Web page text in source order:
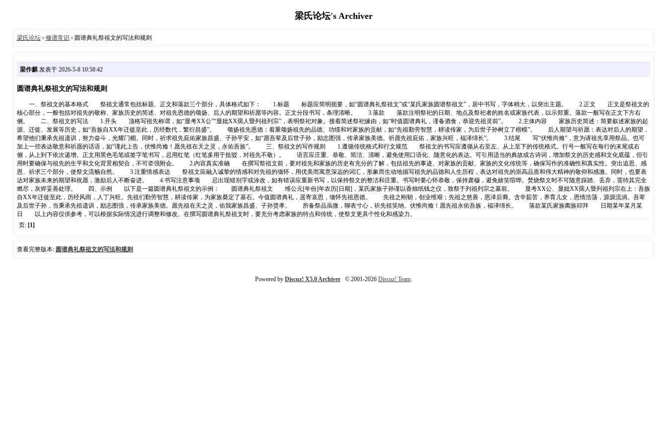
梁氏论坛's Archiver
梁氏论坛› 修谱常识 › 圆谱典礼祭祖文的写法和规则
梁作麒发表于 2026-5-8 10:58:42
圆谱典礼祭祖文的写法和规则
一、祭祖文的基本格式 祭祖文通常包括标题、正文和落款三个部分，具体格式如下： 1.标题 标题应简明扼要，如“圆谱典礼祭祖文”或“某氏家族圆谱祭祖文”，居中书写，字体稍大，以突出主题。 2.正文 正文是祭祖文的
核心部分，一般包括对祖先的敬称、家族历史的简述、对祖先恩德的颂扬、后人的期望和祈愿等内容。正文分段书写，条理清晰。 3.落款 落款注明祭祀的日期、地点及祭祀者的姓名或家族代表，以示郑重。落款一般写在正文下方右
侧。 二、祭祖文的写法 1.开头 顶格写祖先称谓，如“显考XX公”“显妣XX孺人暨列祖列宗”，表明祭祀对象。接着简述祭祀缘由，如“时值圆谱典礼，谨备酒食，恭迎先祖灵前”。 2.主体内容 家族历史简述：简要叙述家族的起
源、迁徙、发展等历史，如“吾族自XX年迁徙至此，历经数代，繁衍昌盛”。 颂扬祖先恩德：着重颂扬祖先的品德、功绩和对家族的贡献，如“先祖勤劳智慧，耕读传家，为后世子孙树立了楷模”。 后人期望与祈愿：表达对后人的期望，
希望他们秉承先祖遗训，努力奋斗，光耀门楣。同时，祈求祖先庇佑家族昌盛、子孙平安，如“愿吾辈及后世子孙，励志图强，传承家族美德。祈愿先祖庇佑，家族兴旺，福泽绵长”。 3.结尾 写“伏惟尚飨”，意为请祖先享用祭品。也可
加上一些表达敬意和祈愿的话语，如“谨此上告，伏惟尚飨！愿先祖在天之灵，永佑吾族”。 三、祭祖文的写作规则 1.遵循传统格式和行文规范 祭祖文的书写应遵循从右至左、从上至下的传统格式。行号一般写在每行的末尾或右
侧，从上到下依次递增。正文用黑色毛笔或签字笔书写，忌用红笔（红笔多用于批驳，对祖先不敬）。 语言应庄重、恭敬、简洁、清晰，避免使用口语化、随意化的表达。可引用适当的典故或古诗词，增加祭文的历史感和文化底蕴，但引
用时要确保与祖先的生平和文化背景相契合，不可牵强附会。 2.内容真实准确 在撰写祭祖文前，要对祖先和家族的历史有充分的了解，包括祖先的事迹、对家族的贡献、家族的文化传统等，确保写作的准确性和真实性。突出追思、感
恩、祈求三个部分，使祭文流畅自然。 3.注重情感表达 祭祖文应融入诚挚的情感和对先祖的缅怀，用优美而寓意深远的词汇，形象而生动地描写祖先的品德和人生历程，表达对祖先的崇高品质和伟大精神的敬仰和感激。同时，也要表
达对家族未来的期望和祝愿，激励后人不断奋进。 4.书写注意事项 忌出现错别字或涂改，如有错误应重新书写，以保持祭文的整洁和庄重。书写时要心怀恭敬，保持肃穆，避免嬉笑喧哗。焚烧祭文时不可随意踩踏、丢弃，需待其完全
燃尽，灰烬妥善处理。 四、示例 以下是一篇圆谱典礼祭祖文的示例： 圆谱典礼祭祖文 维公元[年份]年农历[日期]，某氏家族子孙谨以香烛纸钱之仪，致祭于列祖列宗之墓前。 显考XX公、显妣XX孺人暨列祖列宗在上：吾族
自XX年迁徙至此，历经风雨，人丁兴旺。先祖们勤劳智慧，耕读传家，为家族奠定了基石。今值圆谱典礼，遥寄哀思，缅怀先祖恩德。 先祖之刚韧，创业维艰；先祖之慈善，恩泽后裔。含辛茹苦，养育儿女，恩情浩荡，源源流淌。吾辈
及后世子孙，当秉承先祖遗训，励志图强，传承家族美德。愿先祖在天之灵，佑我家族昌盛、子孙贤孝。 所备祭品虽微，聊表寸心，祈先祖笑纳。伏惟尚飨！愿先祖永佑吾族，福泽绵长。 落款某氏家族阖族叩拜 日期某年某月某
日 以上内容仅供参考，可以根据实际情况进行调整和修改。在撰写圆谱典礼祭祖文时，要充分考虑家族的特点和传统，使祭文更具个性化和感染力。
页: [1]
查看完整版本: 圆谱典礼祭祖文的写法和规则
Powered by Discuz! X5.0 Archiver © 2001-2026 Discuz! Team.